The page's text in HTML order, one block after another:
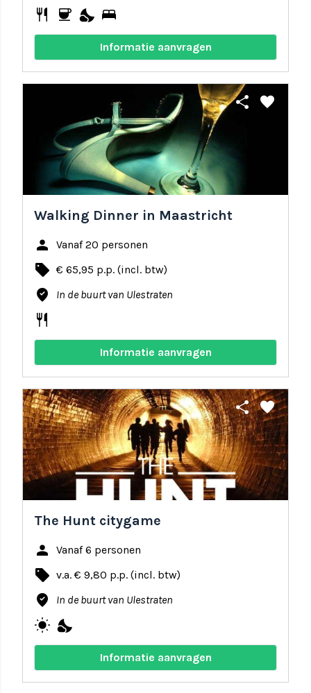
restaurant coffee nights_stay bed
Informatie aanvragen
share favorite
Walking Dinner in Maastricht
person Vanaf 20 personen
local_offer € 65,95 p.p. (incl. btw)
where_to_vote In de buurt van Ulestraten
restaurant
Informatie aanvragen
share favorite
The Hunt citygame
person Vanaf 6 personen
local_offer v.a. € 9,80 p.p. (incl. btw)
where_to_vote In de buurt van Ulestraten
wb_sunny nights_stay
Informatie aanvragen